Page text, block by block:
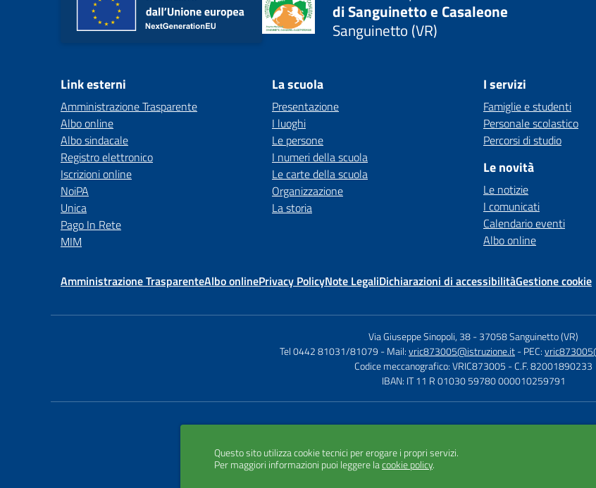
di Sanguinetto e Casaleone
Sanguinetto (VR)
Link esterni
Amministrazione Trasparente
Albo online
Albo sindacale
Registro elettronico
Iscrizioni online
NoiPA
Unica
Pago In Rete
MIM
La scuola
Presentazione
I luoghi
Le persone
I numeri della scuola
Le carte della scuola
Organizzazione
La storia
I servizi
Famiglie e studenti
Personale scolastico
Percorsi di studio
Le novità
Le notizie
I comunicati
Calendario eventi
Albo online
Amministrazione TrasparenteAlbo onlinePrivacy PolicyNote LegaliDichiarazioni di accessibilitàGestione cookie
Via Giuseppe Sinopoli, 38-37058 Sanguinetto (VR)
Tel 0442 81031/81079 - Mail:vric873005@istruzione.it- PEC:
Codice meccanografico: VRIC873005 - C.F. 82001890233
IBAN: IT 11 R 01030 59780 000010259791
Questo sito utilizza cookie tecnici per erogare i propri servizi.
Per maggiori informazioni puoi leggere lacookie policy.